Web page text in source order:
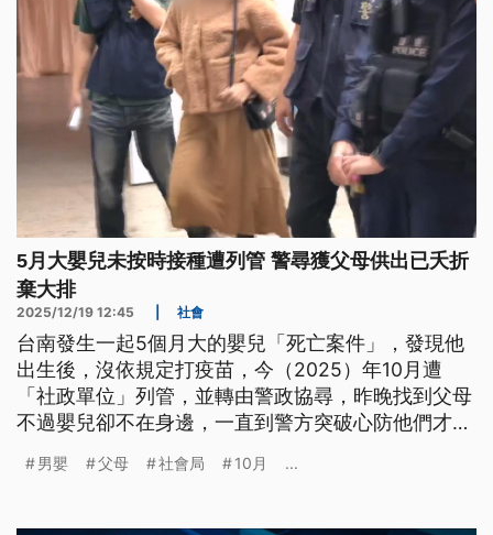
5月大嬰兒未按時接種遭列管 警尋獲父母供出已夭折
棄大排
2025/12/19 12:45 社會
台南發生一起5個月大的嬰兒「死亡案件」，發現他
出生後，沒依規定打疫苗，今（2025）年10月遭
「社政單位」列管，並轉由警政協尋，昨晚找到父母
不過嬰兒卻不在身邊，一直到警方突破心防他們才供
男嬰 父母 社會局 10月 ...